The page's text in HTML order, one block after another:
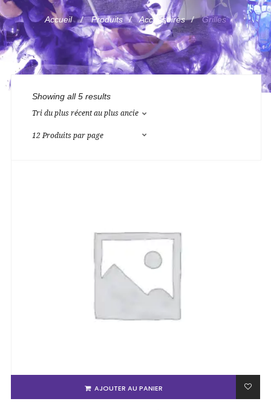
Accueil Produits Accessoires Grilles
Showing all 5 results
AJOUTER AU PANIER